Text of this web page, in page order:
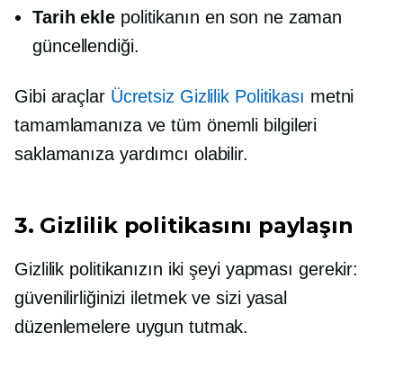
Tarih ekle politikanın en son ne zaman
güncellendiği.
Gibi araçlar Ücretsiz Gizlilik Politikası metni
tamamlamanıza ve tüm önemli bilgileri
saklamanıza yardımcı olabilir.
3. Gizlilik politikasını paylaşın
Gizlilik politikanızın iki şeyi yapması gerekir:
güvenilirliğinizi iletmek ve sizi yasal
düzenlemelere uygun tutmak.